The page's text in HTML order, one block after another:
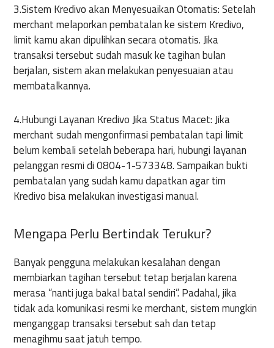
3.Sistem Kredivo akan Menyesuaikan Otomatis: Setelah
merchant melaporkan pembatalan ke sistem Kredivo,
limit kamu akan dipulihkan secara otomatis. Jika
transaksi tersebut sudah masuk ke tagihan bulan
berjalan, sistem akan melakukan penyesuaian atau
membatalkannya.
4.Hubungi Layanan Kredivo Jika Status Macet: Jika
merchant sudah mengonfirmasi pembatalan tapi limit
belum kembali setelah beberapa hari, hubungi layanan
pelanggan resmi di 0804-1-573348. Sampaikan bukti
pembatalan yang sudah kamu dapatkan agar tim
Kredivo bisa melakukan investigasi manual.
Mengapa Perlu Bertindak Terukur?
Banyak pengguna melakukan kesalahan dengan
membiarkan tagihan tersebut tetap berjalan karena
merasa “nanti juga bakal batal sendiri”. Padahal, jika
tidak ada komunikasi resmi ke merchant, sistem mungkin
menganggap transaksi tersebut sah dan tetap
menagihmu saat jatuh tempo.